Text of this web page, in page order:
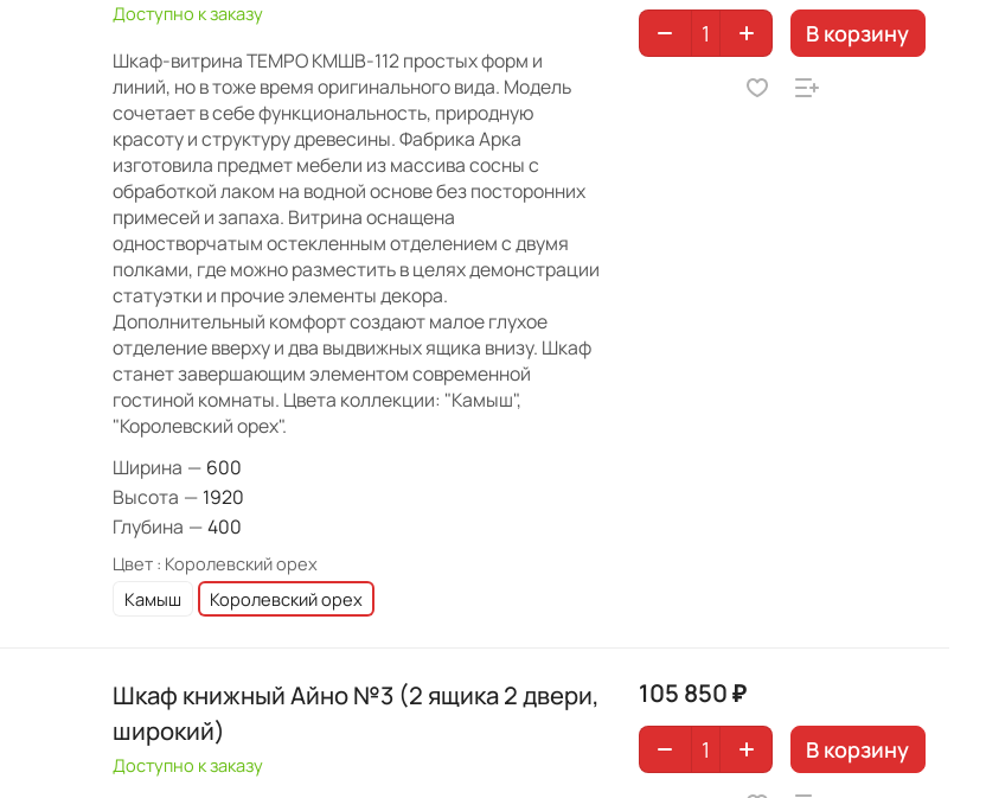
Доступно к заказу
Шкаф-витрина TEMPO КМШВ-112 простых форм и
линий, но в тоже время оригинального вида. Модель
сочетает в себе функциональность, природную
красоту и структуру древесины. Фабрика Арка
изготовила предмет мебели из массива сосны с
обработкой лаком на водной основе без посторонних
примесей и запаха. Витрина оснащена
одностворчатым остекленным отделением с двумя
полками, где можно разместить в целях демонстрации
статуэтки и прочие элементы декора.
Дополнительный комфорт создают малое глухое
отделение вверху и два выдвижных ящика внизу. Шкаф
станет завершающим элементом современной
гостиной комнаты. Цвета коллекции: "Камыш",
"Королевский орех".
Ширина — 600
Высота — 1920
Глубина —400
Цвет : Королевский орех
Камыш
Королевский орех
В корзину
Шкаф книжный Айно №3 (2 ящика 2 двери,
широкий)
Доступно к заказу
105 850 ₽
В корзину